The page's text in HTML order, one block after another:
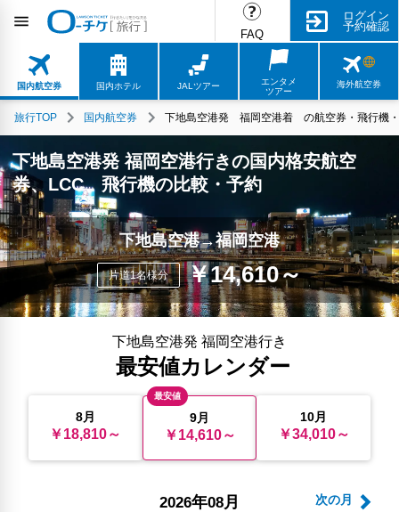
FAQ
ログイン
予約確認
国内航空券 国内ホテル JALツアー
エンタメ
ツアー
海外航空券
旅行TOP 国内航空券 下地島空港発 福岡空港着 の航空券・飛行機
下地島空港発 福岡空港行きの国内格安航空
券、LCC、飛行機の比較・予約
下地島空港→福岡空港
片道1名様分 ￥14,610～
下地島空港発 福岡空港行き
最安値カレンダー
8月
￥18,810～
最安値
9月
￥14,610～
10月
￥34,010～
次の月
2026年08月